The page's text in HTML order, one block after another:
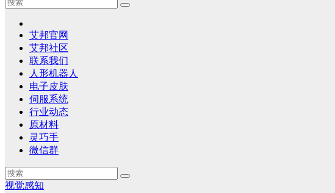
艾邦官网
艾邦社区
联系我们
人形机器人
电子皮肤
伺服系统
行业动态
原材料
灵巧手
微信群
视觉感知